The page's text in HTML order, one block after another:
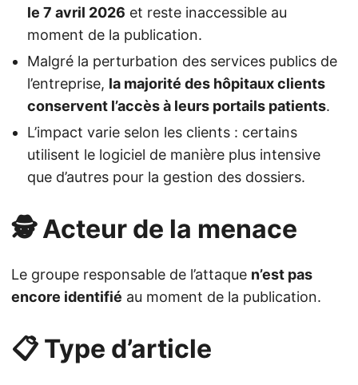
le 7 avril 2026 et reste inaccessible au
moment de la publication.
Malgré la perturbation des services publics de
l’entreprise, la majorité des hôpitaux clients
conservent l’accès à leurs portails patients.
L’impact varie selon les clients : certains
utilisent le logiciel de manière plus intensive
que d’autres pour la gestion des dossiers.
🕵️ Acteur de la menace
Le groupe responsable de l’attaque n’est pas
encore identifié au moment de la publication.
📋 Type d’article